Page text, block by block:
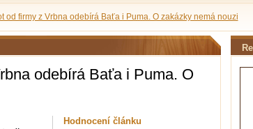
od firmy z Vrbna odebírá Baťa i Puma. O zakázky nemá nouzi
odebírá Baťa i Puma. O
Hodnocení článku